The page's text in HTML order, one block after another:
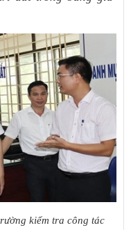
kiểm tra công tác